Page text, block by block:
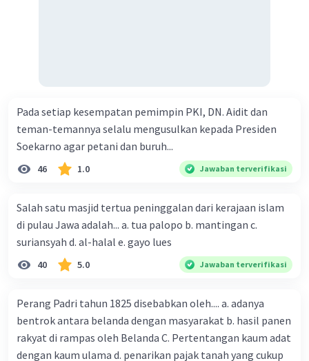
Pada setiap kesempatan pemimpin PKI, DN. Aidit dan
teman-temannya selalu mengusulkan kepada Presiden
Soekarno agar petani dan buruh...
46 1.0 Jawaban terverifikasi
Salah satu masjid tertua peninggalan dari kerajaan islam
di pulau Jawa adalah... a. tua palopo b. mantingan c.
suriansyah d. al-halal e. gayo lues
40 5.0 Jawaban terverifikasi
Perang Padri tahun 1825 disebabkan oleh.... a. adanya
bentrok antara belanda dengan masyarakat b. hasil panen
rakyat di rampas oleh Belanda C. Pertentangan kaum adat
dengan kaum ulama d. penarikan pajak tanah yang cukup